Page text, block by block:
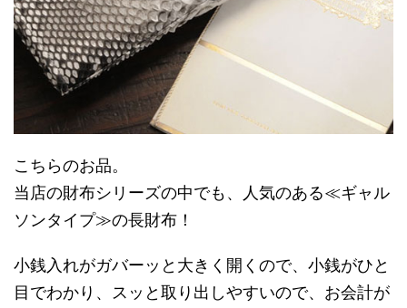
こちらのお品。
当店の財布シリーズの中でも、人気のある≪ギャル
ソンタイプ≫の長財布！
小銭入れがガバーッと大きく開くので、小銭がひと
目でわかり、スッと取り出しやすいので、お会計が